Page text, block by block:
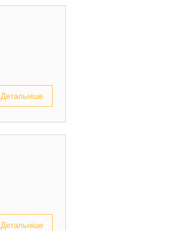
Детальніше
Детальніше